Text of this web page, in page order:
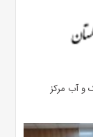
و آب مرکز